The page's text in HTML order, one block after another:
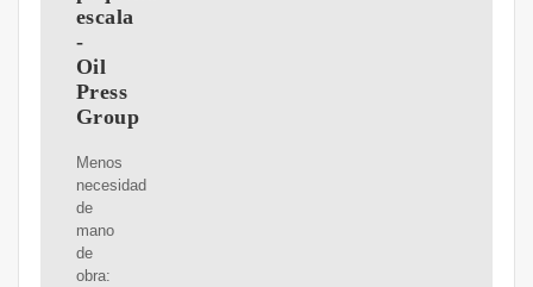
escala
-
Oil
Press
Group
Menos
necesidad
de
mano
de
obra: